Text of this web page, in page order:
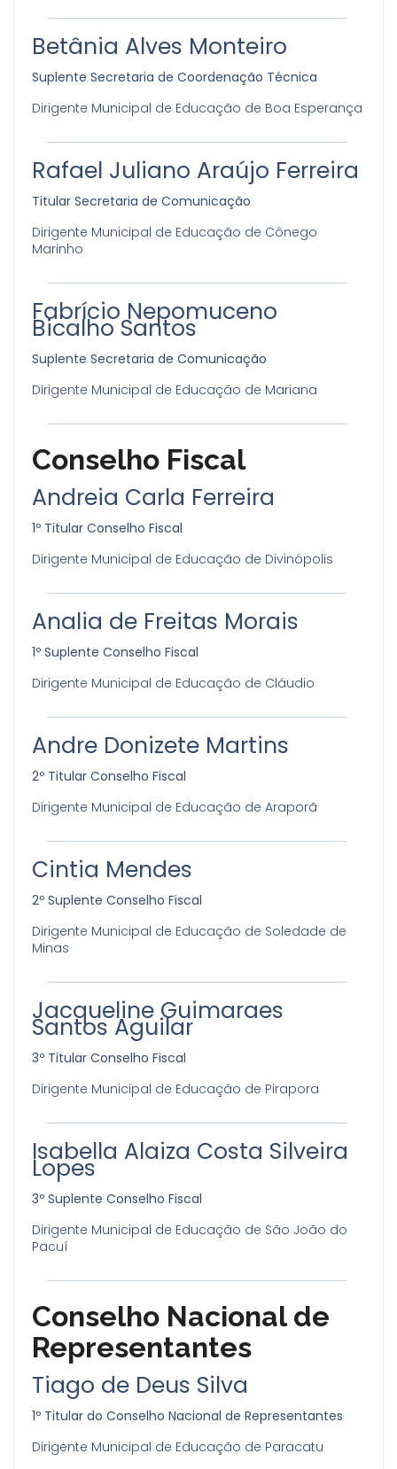
Betânia Alves Monteiro
Suplente Secretaria de Coordenação Técnica
Dirigente Municipal de Educação de Boa Esperança
Rafael Juliano Araújo Ferreira
Titular Secretaria de Comunicação
Dirigente Municipal de Educação de Cônego
Marinho
Fabrício Nepomuceno
Bicalho Santos
Suplente Secretaria de Comunicação
Dirigente Municipal de Educação de Mariana
Conselho Fiscal
Andreia Carla Ferreira
1º Titular Conselho Fiscal
Dirigente Municipal de Educação de Divinópolis
Analia de Freitas Morais
1º Suplente Conselho Fiscal
Dirigente Municipal de Educação de Cláudio
Andre Donizete Martins
2º Titular Conselho Fiscal
Dirigente Municipal de Educação de Araporã
Cintia Mendes
2º Suplente Conselho Fiscal
Dirigente Municipal de Educação de Soledade de
Minas
Jacqueline Guimaraes
Santos Aguilar
3º Titular Conselho Fiscal
Dirigente Municipal de Educação de Pirapora
Isabella Alaiza Costa Silveira
Lopes
3º Suplente Conselho Fiscal
Dirigente Municipal de Educação de São João do
Pacuí
Conselho Nacional de
Representantes
Tiago de Deus Silva
1º Titular do Conselho Nacional de Representantes
Dirigente Municipal de Educação de Paracatu